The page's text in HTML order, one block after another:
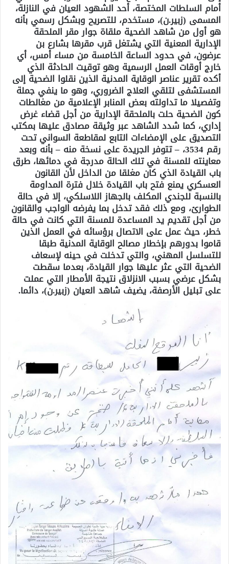
أمام السلطات المختصة، أحد الشهود العيان في النازلة،
المسمى (زبير.ن)، مستخدم، للتصريح وبشكل رسمي بأنه
هو أول من شاهد الضحية ملقاة جوار مقر الملحقة
الإدارية المعنية التي يشتغل قرب مقرها بشارع بن
عرضون، في حدود الساعة الخامسة من مساء أمس، أي
خارج أوقات العمل الرسمية وهو توقيت الحادثة الذي
أكده تقرير عناصر الوقاية المدنية الذين نقلوا الضحية إلى
المستشفى لتلقي العلاج الضروري، وهو ما ينفي جملة
وتفصيلا ما تداولته بعض المنابر الإعلامية من مغالطات
كون الضحية حلت بالملحقة الإدارية من أجل قضاء غرض
إداري، كما شدد الشاهد عبر وثيقة مصادق عليها بمكتب
التصديق على الإمضاءات التابع لمقاطعة السواني تحت
رقم 3534، – تتوفر الجريدة على نسخة منه – بأنه وبعد
معاينته للمسنة في تلك الحالة مدرجة في دمائها، طرق
باب القيادة الذي كان مغلقا من الداخل لأن القانون
العسكري يمنع فتح باب القيادة خلال فترة المداومة
بالنسبة للجندي المكلف بالجهاز اللاسلكي، إلا في حالة
الطوارئ، ومع ذلك فقد تدخل بما يفرضه الواجب والقانون
من أجل تقديم يد المساعدة للمسنة التي كانت في حالة
خطر، حيث عمل على الاتصال برؤسائه في العمل الذين
قاموا بدورهم بإخطار مصالح الوقاية المدنية طبقا
للتسلسل المهني، والتي تدخلت في حينه لإسعاف
الضحية التي عثر عليها جوار القيادة، بعدما سقطت
بشكل عرضي بسبب الانزلاق نتيجة الأمطار التي عملت
على تبليل الأرصفة، يضيف شاهد العيان (زبير.ن)، دائما.